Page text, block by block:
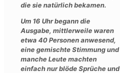
die sie natürlich bekamen.
Um 16 Uhr begann die
Ausgabe, mittlerweile waren
etwa 40 Personen anwesend,
eine gemischte Stimmung und
manche Leute machten
einfach nur blöde Sprüche und